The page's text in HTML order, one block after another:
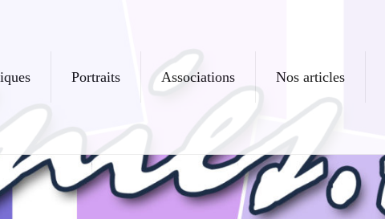
Portraits Associations Nos articles